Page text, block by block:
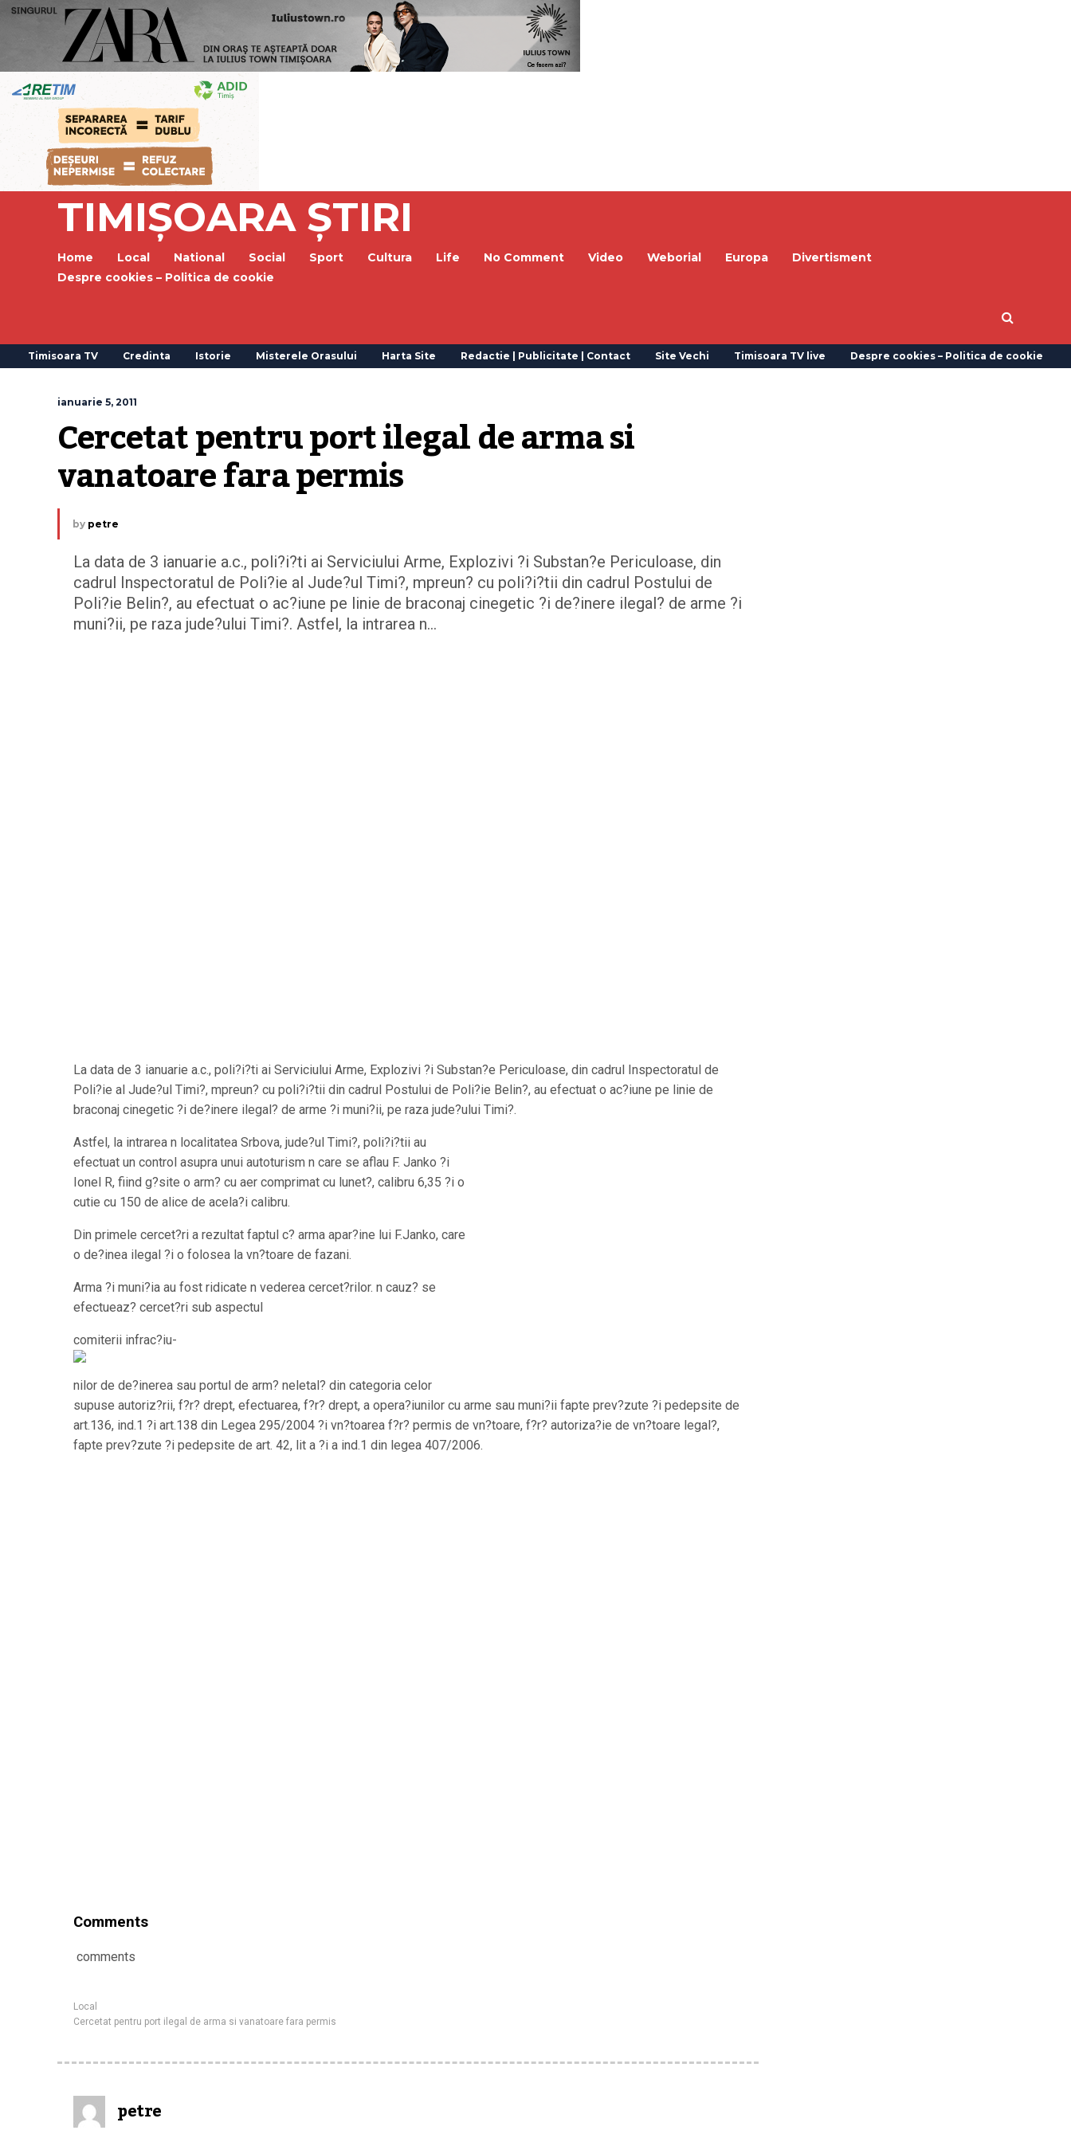
TIMIȘOARA ȘTIRI
Home Local National Social Sport Cultura Life No Comment Video Weborial Europa
Divertisment
Despre cookies – Politica de cookie
Timisoara TV Credinta Istorie Misterele Orasului Harta Site Redactie | Publicitate | Contact Site Vechi Timisoara TV live Despre cookies – Politica de cookie
ianuarie 5, 2011
Cercetat pentru port ilegal de arma si
vanatoare fara permis
by petre
La data de 3 ianuarie a.c., poli?i?ti ai Serviciului Arme, Explozivi ?i Substan?e Periculoase, din
cadrul Inspectoratul de Poli?ie al Jude?ul Timi?, mpreun? cu poli?i?tii din cadrul Postului de
Poli?ie Belin?, au efectuat o ac?iune pe linie de braconaj cinegetic ?i de?inere ilegal? de arme ?i
muni?ii, pe raza jude?ului Timi?. Astfel, la intrarea n…
La data de 3 ianuarie a.c., poli?i?ti ai Serviciului Arme, Explozivi ?i Substan?e Periculoase, din cadrul Inspectoratul de
Poli?ie al Jude?ul Timi?, mpreun? cu poli?i?tii din cadrul Postului de Poli?ie Belin?, au efectuat o ac?iune pe linie de
braconaj cinegetic ?i de?inere ilegal? de arme ?i muni?ii, pe raza jude?ului Timi?.
Astfel, la intrarea n localitatea Srbova, jude?ul Timi?, poli?i?tii au
efectuat un control asupra unui autoturism n care se aflau F. Janko ?i
Ionel R, fiind g?site o arm? cu aer comprimat cu lunet?, calibru 6,35 ?i o
cutie cu 150 de alice de acela?i calibru.
Din primele cercet?ri a rezultat faptul c? arma apar?ine lui F.Janko, care
o de?inea ilegal ?i o folosea la vn?toare de fazani.
Arma ?i muni?ia au fost ridicate n vederea cercet?rilor. n cauz? se
efectueaz? cercet?ri sub aspectul
comiterii infrac?iu-
nilor de de?inerea sau portul de arm? neletal? din categoria celor
supuse autoriz?rii, f?r? drept, efectuarea, f?r? drept, a opera?iunilor cu arme sau muni?ii fapte prev?zute ?i pedepsite de
art.136, ind.1 ?i art.138 din Legea 295/2004 ?i vn?toarea f?r? permis de vn?toare, f?r? autoriza?ie de vn?toare legal?,
fapte prev?zute ?i pedepsite de art. 42, lit a ?i a ind.1 din legea 407/2006.
Comments
comments
Local
Cercetat pentru port ilegal de arma si vanatoare fara permis
petre